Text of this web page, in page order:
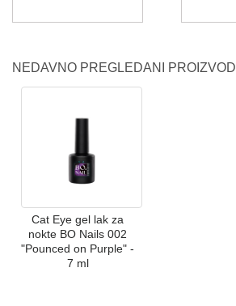
NEDAVNO PREGLEDANI PROIZVODI
Cat Eye gel lak za
nokte BO Nails 002
"Pounced on Purple" -
7 ml